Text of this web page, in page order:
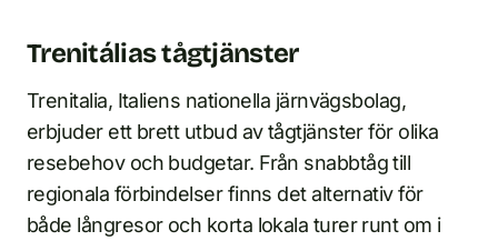
Trenitálias tågtjänster
Trenitalia, Italiens nationella järnvägsbolag,
erbjuder ett brett utbud av tågtjänster för olika
resebehov och budgetar. Från snabbtåg till
regionala förbindelser finns det alternativ för
både långresor och korta lokala turer runt om i